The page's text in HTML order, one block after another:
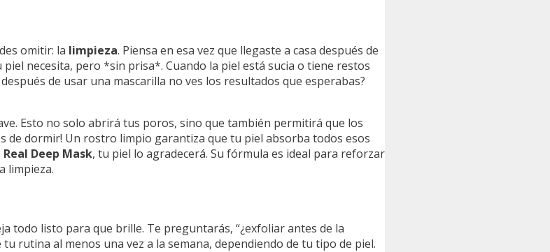
omitir: la limpieza. Piensa en esa vez que llegaste a casa después de
necesita, pero *sin prisa*. Cuando la piel está sucia o tiene restos
de usar una mascarilla no ves los resultados que esperabas?
Esto no solo abrirá tus poros, sino que también permitirá que los
de dormir! Un rostro limpio garantiza que tu piel absorba todos esos
Deep Mask, tu piel lo agradecerá. Su fórmula es ideal para reforzar
limpieza.
todo listo para que brille. Te preguntarás, “¿exfoliar antes de la
rutina al menos una vez a la semana, dependiendo de tu tipo de piel.